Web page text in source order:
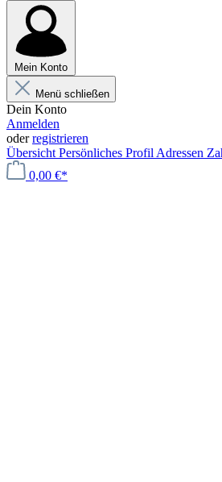
Mein Konto
Menü schließen
Dein Konto
Anmelden
oderregistrieren
Übersicht Persönliches Profil Adressen
0,00 €*